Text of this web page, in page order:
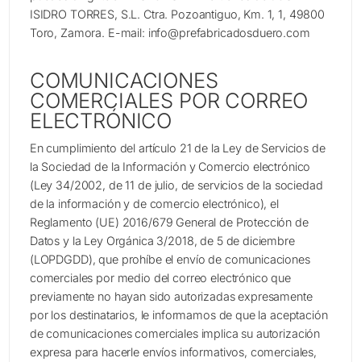
ISIDRO TORRES, S.L. Ctra. Pozoantiguo, Km. 1, 1, 49800
Toro, Zamora. E-mail: info@prefabricadosduero.com
COMUNICACIONES
COMERCIALES POR CORREO
ELECTRÓNICO
En cumplimiento del artículo 21 de la Ley de Servicios de
la Sociedad de la Información y Comercio electrónico
(Ley 34/2002, de 11 de julio, de servicios de la sociedad
de la información y de comercio electrónico), el
Reglamento (UE) 2016/679 General de Protección de
Datos y la Ley Orgánica 3/2018, de 5 de diciembre
(LOPDGDD), que prohíbe el envío de comunicaciones
comerciales por medio del correo electrónico que
previamente no hayan sido autorizadas expresamente
por los destinatarios, le informamos de que la aceptación
de comunicaciones comerciales implica su autorización
expresa para hacerle envíos informativos, comerciales,